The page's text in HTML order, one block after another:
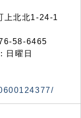
北北1-24-1
58-6465
日曜日